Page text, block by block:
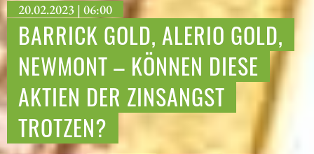
20.02.2023 | 06:00
BARRICK GOLD, ALERIO GOLD,
NEWMONT – KÖNNEN DIESE
AKTIEN DER ZINSANGST
TROTZEN?